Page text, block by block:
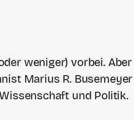
weniger) vorbei.
Marius R.
und Politik.